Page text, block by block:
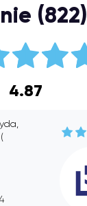
(822)
4.87